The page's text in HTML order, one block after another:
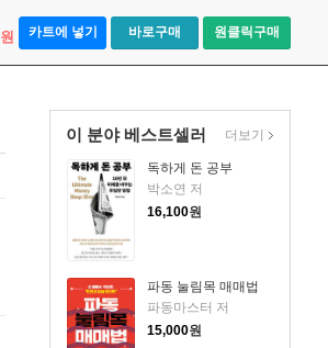
원 카트에 넣기 바로구매 원클릭구매
이 분야 베스트셀러
독하게 돈 공부
박소연 저
16,100원
파동 눌림목 매매법
파동마스터 저
15,000원
더보기